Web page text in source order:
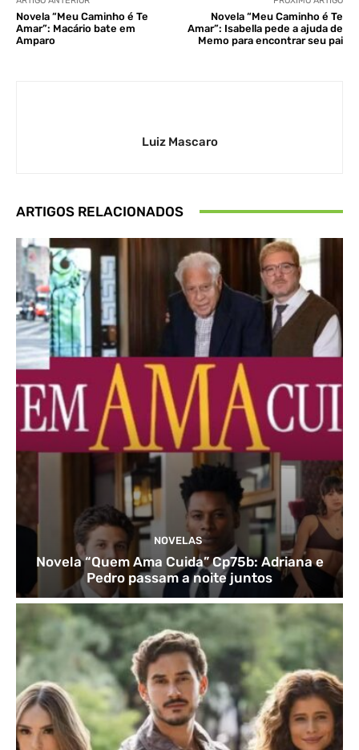
Novela “Meu Caminho é Te
Amar”: Macário bate em
Amparo
Novela “Meu Caminho é Te
Amar”: Isabella pede a ajuda de
Memo para encontrar seu pai
Luiz Mascaro
ARTIGOS RELACIONADOS
NOVELAS
Novela “Quem Ama Cuida” Cp75b: Adriana e
Pedro passam a noite juntos